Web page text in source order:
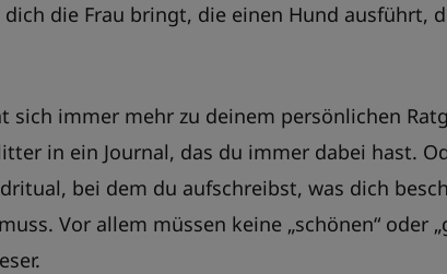
die Frau bringt, die einen Hund ausführt,
sich immer mehr zu deinem persönlichen
in ein Journal, das du immer dabei hast.
bei dem du aufschreibst, was dich
Vor allem müssen keine „schönen“ oder